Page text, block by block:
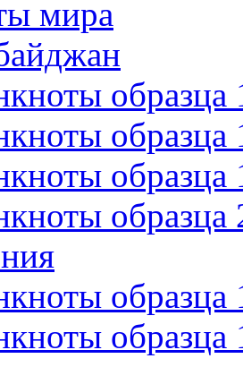
мира
образца
образца
образца
образца
образца